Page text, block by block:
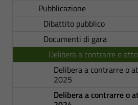
Pubblicazione
Dibattito pubblico
Documenti di gara
Delibera a contrarre o
Delibera a contrarre o
2025
Delibera a contrarre o